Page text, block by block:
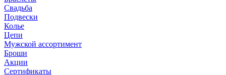
Свадьба
Подвески
Колье
Цепи
Мужской ассортимент
Броши
Акции
Сертификаты